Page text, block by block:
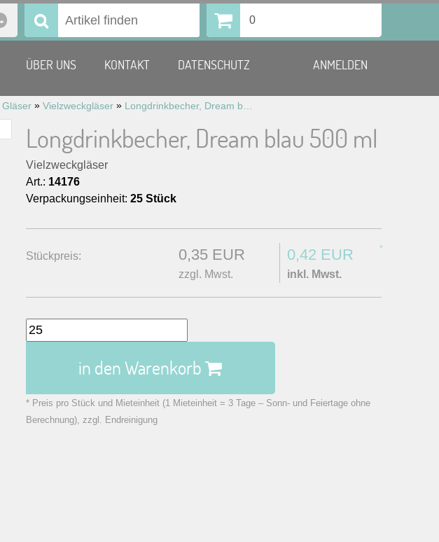
Suchen 0
ÜBER UNS KONTAKT DATENSCHUTZ ANMELDEN
Gläser » Vielzweckgläser »
Longdrinkbecher, Dream blau 500 ml
Vielzweckgläser
Art.: 14176
Verpackungseinheit: 25 Stück
Stückpreis: 0,35 EUR
zzgl. Mwst.
0,42 EUR *
inkl. Mwst.
in den Warenkorb
* Preis pro Stück und Mieteinheit (1 Mieteinheit = 3 Tage – Sonn- und Feiertage ohne
Berechnung), zzgl. Endreinigung